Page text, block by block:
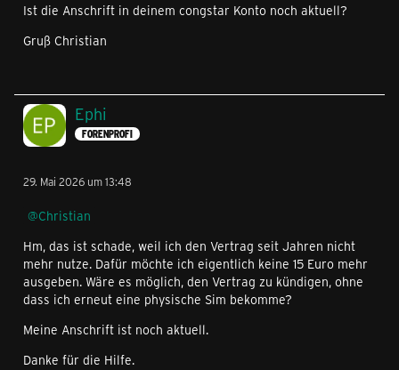
Ist die Anschrift in deinem congstar Konto noch aktuell?
Gruß Christian
Ephi
FORENPROFI
29. Mai 2026 um 13:48
Christian
Hm, das ist schade, weil ich den Vertrag seit Jahren nicht
mehr nutze. Dafür möchte ich eigentlich keine 15 Euro mehr
ausgeben. Wäre es möglich, den Vertrag zu kündigen, ohne
dass ich erneut eine physische Sim bekomme?
Meine Anschrift ist noch aktuell.
Danke für die Hilfe.